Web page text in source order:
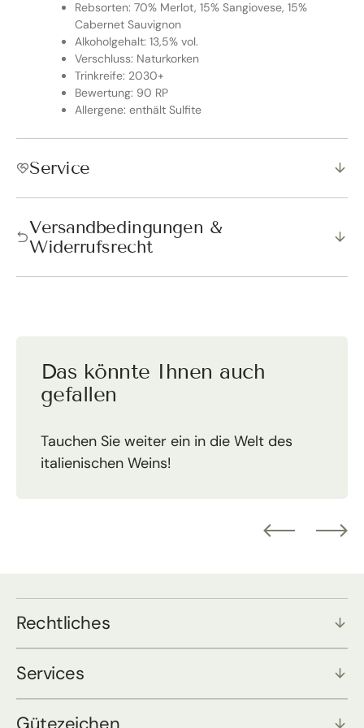
Rebsorten: 70% Merlot, 15% Sangiovese, 15%
Cabernet Sauvignon
Alkoholgehalt: 13,5% vol.
Verschluss: Naturkorken
Trinkreife: 2030+
Bewertung: 90 RP
Allergene: enthält Sulfite
Service
Versandbedingungen &
Widerrufsrecht
Das könnte Ihnen auch
gefallen
Tauchen Sie weiter ein in die Welt des
italienischen Weins!
Rechtliches
Services